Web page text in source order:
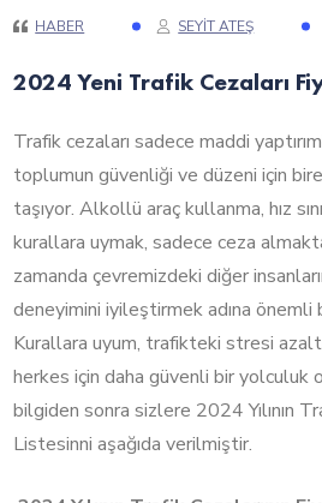
HABER SEYIT ATEŞ
2024 Yeni Trafik Cezaları
Trafik cezaları sadece maddi
toplumun güvenliği ve düzeni için
taşıyor. Alkollü araç kullanma, hız
kurallara uymak, sadece ceza
zamanda çevremizdeki diğer
deneyimini iyileştirmek adına
Kurallara uyum, trafikteki stresi
herkes için daha güvenli bir yolculuk
bilgiden sonra sizlere 2024 Yılının
Listesinni aşağıda verilmiştir.